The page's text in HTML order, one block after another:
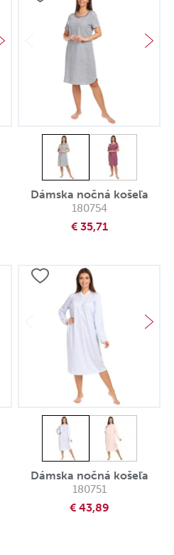
Dámska nočná košeľa
180754
€ 35,71
Dámska nočná košeľa
180751
€ 43,89